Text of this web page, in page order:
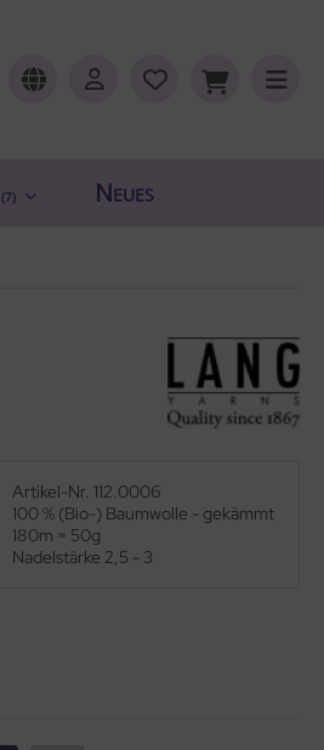
(7) Neues
Artikel-Nr. 112.0006
100 % (Bio-) Baumwolle - gekämmt
180m = 50g
Nadelstärke 2,5 - 3